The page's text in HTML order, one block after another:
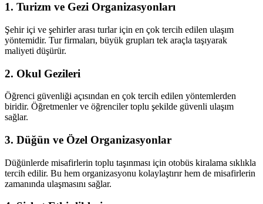
1. Turizm ve Gezi Organizasyonları
Şehir içi ve şehirler arası turlar için en çok tercih edilen ulaşım
yöntemidir. Tur firmaları, büyük grupları tek araçla taşıyarak
maliyeti düşürür.
2. Okul Gezileri
Öğrenci güvenliği açısından en çok tercih edilen yöntemlerden
biridir. Öğretmenler ve öğrenciler toplu şekilde güvenli ulaşım
sağlar.
3. Düğün ve Özel Organizasyonlar
Düğünlerde misafirlerin toplu taşınması için otobüs kiralama sıklıkla
tercih edilir. Bu hem organizasyonu kolaylaştırır hem de misafirlerin
zamanında ulaşmasını sağlar.